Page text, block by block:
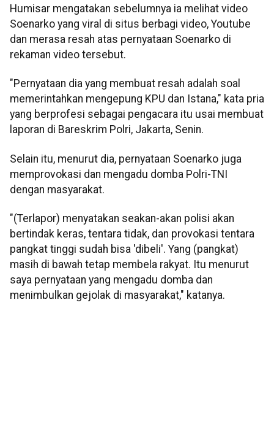
Humisar mengatakan sebelumnya ia melihat video
Soenarko yang viral di situs berbagi video, Youtube
dan merasa resah atas pernyataan Soenarko di
rekaman video tersebut.
"Pernyataan dia yang membuat resah adalah soal
memerintahkan mengepung KPU dan Istana," kata pria
yang berprofesi sebagai pengacara itu usai membuat
laporan di Bareskrim Polri, Jakarta, Senin.
Selain itu, menurut dia, pernyataan Soenarko juga
memprovokasi dan mengadu domba Polri-TNI
dengan masyarakat.
"(Terlapor) menyatakan seakan-akan polisi akan
bertindak keras, tentara tidak, dan provokasi tentara
pangkat tinggi sudah bisa 'dibeli'. Yang (pangkat)
masih di bawah tetap membela rakyat. Itu menurut
saya pernyataan yang mengadu domba dan
menimbulkan gejolak di masyarakat," katanya.